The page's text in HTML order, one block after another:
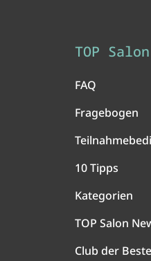
TOP Salon
FAQ
Fragebogen
10 Tipps
Kategorien
TOP Salon
Club der